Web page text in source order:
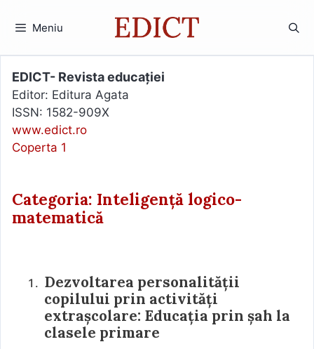
Meniu
EDICT- Revista educației
Editor: Editura Agata
ISSN: 1582-909X
www.edict.ro
Coperta 1
Categoria: Inteligență logico-
matematică
Dezvoltarea personalității
copilului prin activități
extrașcolare: Educația prin șah la
clasele primare